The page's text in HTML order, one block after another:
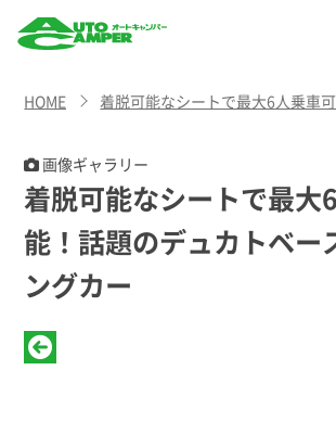
CAMPER
（オート
キャン
パー）
HOME 着脱可能なシートで最大6人乗車
画像ギャラリー
着脱可能なシートで最大
能！話題のデュカトベー
ングカー